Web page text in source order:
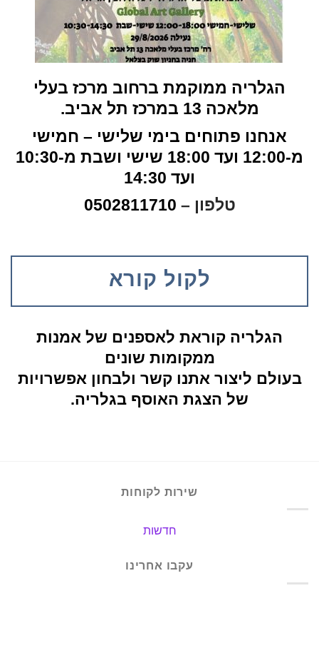
הגלריה ממוקמת ברחוב מרכז בעלי
מלאכה 13 במרכז תל אביב.
אנחנו פתוחים בימי שלישי – חמישי
מ-12:00 ועד 18:00 שישי ושבת מ-10:30
ועד 14:30
טלפון – 0502811710
לקול קורא
הגלריה קוראת לאספנים של אמנות
ממקומות שונים
בעולם ליצור אתנו קשר ולבחון אפשרויות
של הצגת האוסף בגלריה.
שירות לקוחות
חדשות
עקבו אחרינו